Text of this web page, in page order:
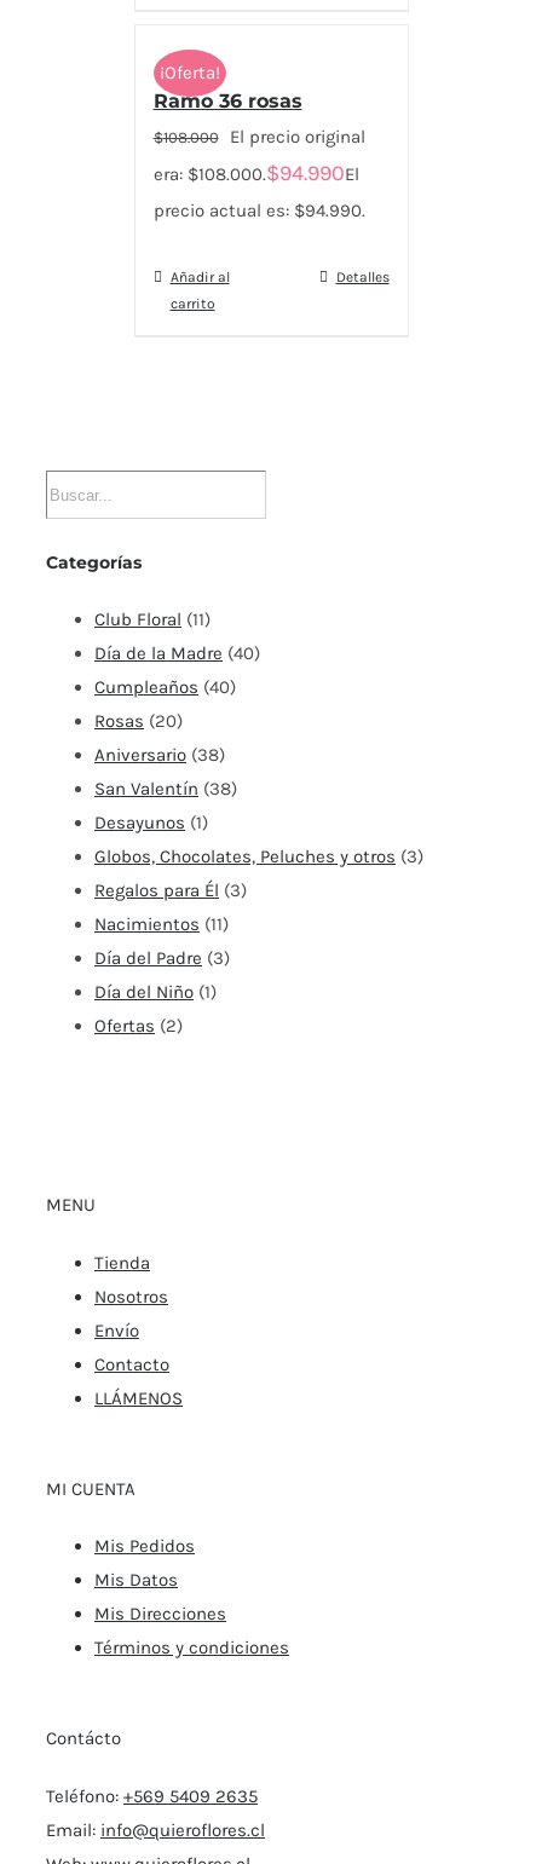
¡Oferta!
Ramo 36 rosas
$108.000
El precio original
era: $108.000.$94.990El
precio actual es: $94.990.
Añadir al
carrito
Detalles
Categorías
Club Floral (11)
Día de la Madre (40)
Cumpleaños (40)
Rosas (20)
Aniversario (38)
San Valentín (38)
Desayunos (1)
Globos, Chocolates, Peluches y otros (3)
Regalos para Él (3)
Nacimientos (11)
Día del Padre (3)
Día del Niño (1)
Ofertas (2)
MENU
Tienda
Nosotros
Envío
Contacto
LLÁMENOS
MI CUENTA
Mis Pedidos
Mis Datos
Mis Direcciones
Términos y condiciones
Contácto
Teléfono: +569 5409 2635
Email: info@quieroflores.cl